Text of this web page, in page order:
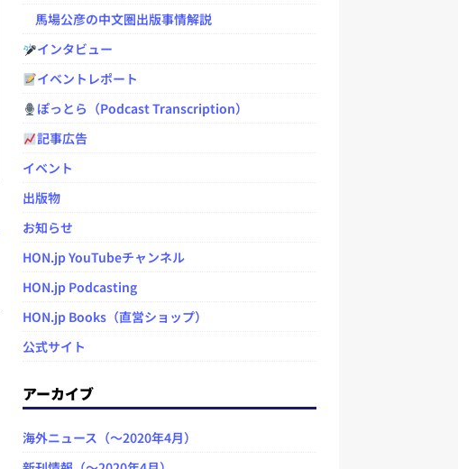
馬場公彦の中文圏出版事情解説
インタビュー
イベントレポート
ぽっとら（Podcast Transcription）
記事広告
イベント
出版物
お知らせ
HON.jp YouTubeチャンネル
HON.jp Podcasting
HON.jp Books（直営ショップ）
公式サイト
アーカイブ
海外ニュース（～2020年4月）